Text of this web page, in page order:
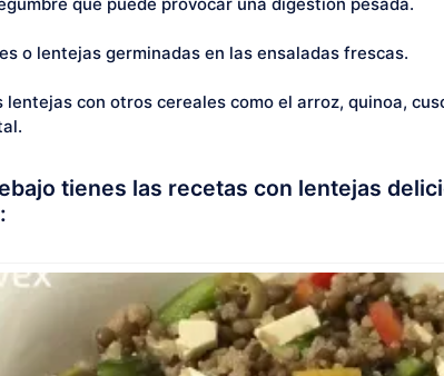
que puede provocar una digestión pesada.
o lentejas germinadas en las ensaladas frescas.
lentejas con otros cereales como el arroz, quinoa,
tienes las recetas con lentejas